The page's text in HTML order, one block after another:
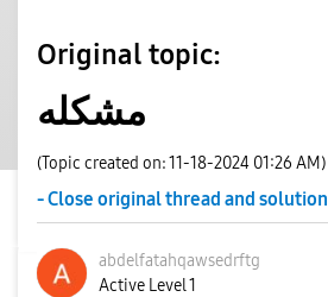
Original topic:
مشكله
(Topic created on: 11-18-2024 01:26 AM)
- Close original thread and solution
abdelfatahqawsedrftg
Active Level 1